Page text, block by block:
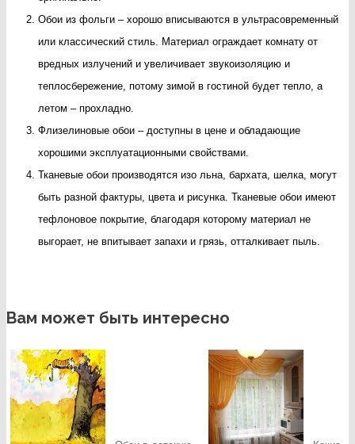
Обои из фольги – хорошо вписываются в ультрасовременный
или классический стиль. Материал ограждает комнату от
вредных излучений и увеличивает звукоизоляцию и
теплосбережение, потому зимой в гостиной будет тепло, а
летом – прохладно.
Флизелиновые обои – доступны в цене и обладающие
хорошими эксплуатационными свойствами.
Тканевые обои производятся изо льна, бархата, шелка, могут
быть разной фактуры, цвета и рисунка. Тканевые обои имеют
тефлоновое покрытие, благодаря которому материал не
выгорает, не впитывает запахи и грязь, отталкивает пыль.
Вам может быть интересно